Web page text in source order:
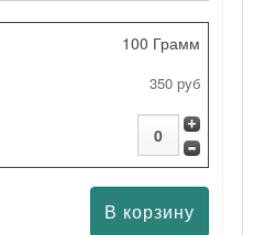
100 Грамм
350 руб